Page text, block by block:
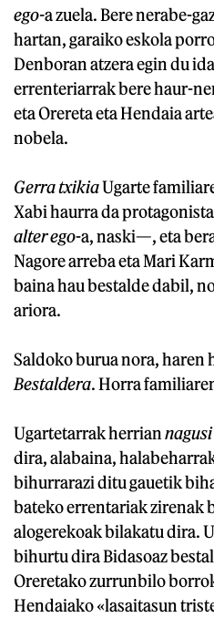
ego-a zuela. Bere nerabe-
hartan, garaiko eskola
Denboran atzera egin du
errenteriarrak bere haur-
eta Orereta eta Hendaia
nobela.
Gerra txikiaUgarte
Xabi haurra da
alter ego-a, naski—, eta
Nagore arreba eta Mari
baina hau bestalde dabil,
ariora.
Saldoko burua nora, haren
Bestaldera. Horra
Ugartetarrak herriannagusi
dira, alabaina,
bihurrarazi ditu gauetik
bateko errentariak zirenak
alogerekoak bilakatu dira.
bihurtu dira Bidasoaz
Oreretako zurrunbilo
Hendaiako «lasaitasun